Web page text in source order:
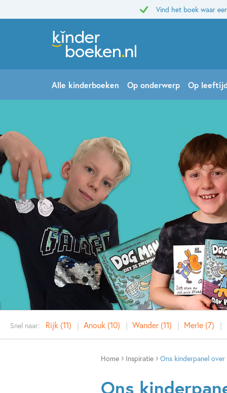
Vind het boek waar
Alle kinderboeken Op onderwerp Op
Snel naar: Rijk (11) Anouk (10) Wander (11) Merle (7)
Home Inspiratie Ons kinderpanel over
Ons